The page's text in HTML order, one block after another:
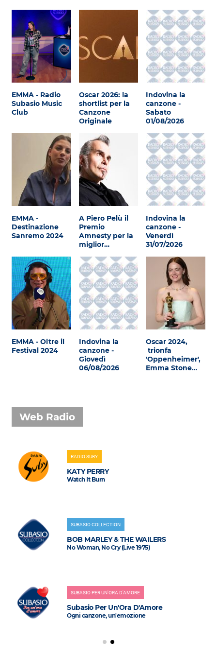
EMMA - Radio
Subasio Music
Club
Oscar 2026: la
shortlist per la
Canzone
Originale
Indovina la
canzone -
Sabato
01/08/2026
EMMA -
Destinazione
Sanremo 2024
A Piero Pelù il
Premio
Amnesty per la
miglior…
Indovina la
canzone -
Venerdì
31/07/2026
EMMA - Oltre il
Festival 2024
Indovina la
canzone -
Giovedì
06/08/2026
Oscar 2024,
trionfa
'Oppenheimer',
Emma Stone…
Web Radio
RADIO SUBY
KATY PERRY
Watch It Burn
SUBASIO COLLECTION
BOB MARLEY & THE WAILERS
No Woman, No Cry (Live 1975)
SUBASIO PER UN'ORA D'AMORE
Subasio Per Un'Ora D'Amore
Ogni canzone, un'emozione